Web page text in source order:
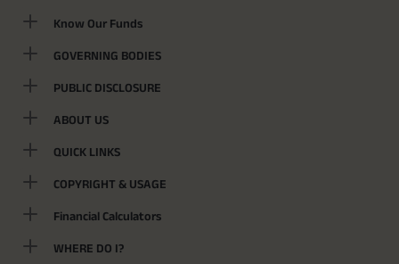
Know Our Funds
GOVERNING BODIES
PUBLIC DISCLOSURE
ABOUT US
QUICK LINKS
COPYRIGHT & USAGE
Financial Calculators
WHERE DO I?